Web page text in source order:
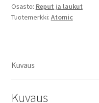
Monolaukku
määrä
Osasto: Reput ja laukut
Tuotemerkki: Atomic
Kuvaus
Kuvaus